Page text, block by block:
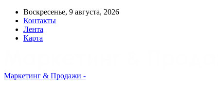
Воскресенье, 9 августа, 2026
Контакты
Лента
Карта
Маркетинг & Продажи -